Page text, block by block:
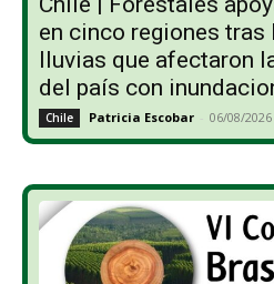
en cinco regiones tras
lluvias que afectaron
del país con
Chile Patricia Escobar - 06/08/2026